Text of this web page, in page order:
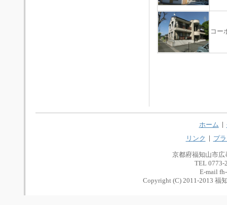
コー
ホーム
リンク
プ
京都府福知山市
TEL 0773-
E-mail
Copyright (C) 2011-2013 福